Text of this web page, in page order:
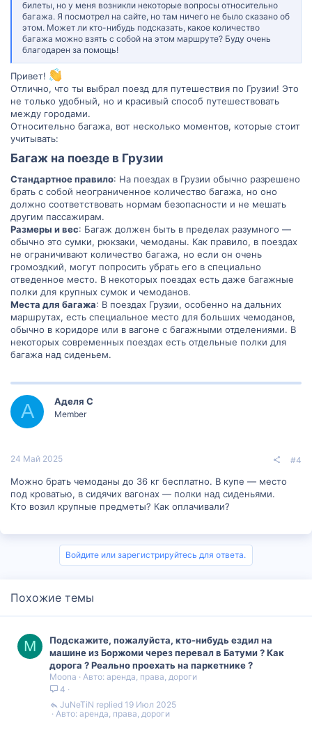
билеты, но у меня возникли некоторые вопросы относительно
багажа. Я посмотрел на сайте, но там ничего не было сказано об
этом. Может ли кто-нибудь подсказать, какое количество
багажа можно взять с собой на этом маршруте? Буду очень
благодарен за помощь!
Привет!
Отлично, что ты выбрал поезд для путешествия по Грузии! Это
не только удобный, но и красивый способ путешествовать
между городами.
Относительно багажа, вот несколько моментов, которые стоит
учитывать:
Багаж на поезде в Грузии
Стандартное правило: На поездах в Грузии обычно разрешено
брать с собой неограниченное количество багажа, но оно
должно соответствовать нормам безопасности и не мешать
другим пассажирам.
Размеры и вес: Багаж должен быть в пределах разумного —
обычно это сумки, рюкзаки, чемоданы. Как правило, в поездах
не ограничивают количество багажа, но если он очень
громоздкий, могут попросить убрать его в специально
отведенное место. В некоторых поездах есть даже багажные
полки для крупных сумок и чемоданов.
Места для багажа: В поездах Грузии, особенно на дальних
маршрутах, есть специальное место для больших чемоданов,
обычно в коридоре или в вагоне с багажными отделениями. В
некоторых современных поездах есть отдельные полки для
багажа над сиденьем.
А Аделя С
Member
24 Май 2025 #4
Можно брать чемоданы до 36 кг бесплатно. В купе — место
под кроватью, в сидячих вагонах — полки над сиденьями.
Кто возил крупные предметы? Как оплачивали?
Войдите или зарегистрируйтесь для ответа.
Похожие темы
M
Подскажите, пожалуйста, кто-нибудь ездил на
машине из Боржоми через перевал в Батуми ? Как
дорога ? Реально проехать на паркетнике ?
Moona
Авто: аренда, права, дороги
4
Авто: аренда, права, дороги
19 Июл 2025
JuNeTiN